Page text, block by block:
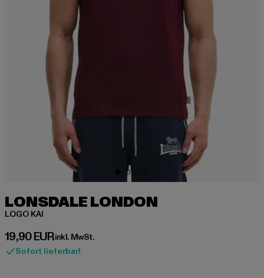
LONSDALE LONDON
LOGO KAI
19,90 EUR
Derzeitiger Preis: 19,90 EUR
inkl. MwSt.
Sofort lieferbar!